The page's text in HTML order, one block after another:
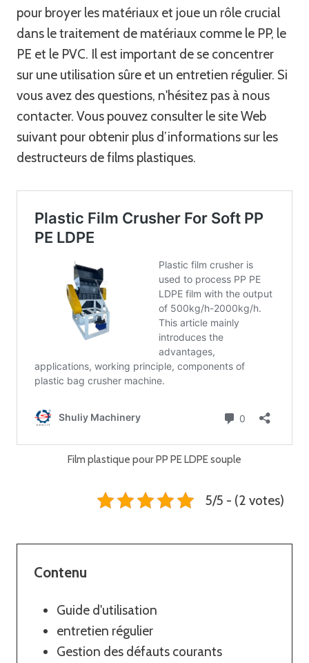
pour broyer les matériaux et joue un rôle crucial
dans le traitement de matériaux comme le PP, le
PE et le PVC. Il est important de se concentrer
sur une utilisation sûre et un entretien régulier. Si
vous avez des questions, n'hésitez pas à nous
contacter. Vous pouvez consulter le site Web
suivant pour obtenir plus d’informations sur les
destructeurs de films plastiques.
Film plastique pour PP PE LDPE souple
5/5 - (2 votes)
Contenu
Guide d'utilisation
entretien régulier
Gestion des défauts courants